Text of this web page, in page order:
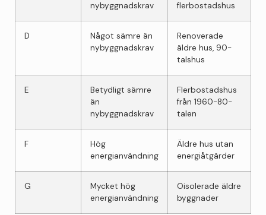
nybyggnadskrav
flerbostadshus
D
Något sämre än
nybyggnadskrav
Renoverade
äldre hus, 90-
talshus
E
Betydligt sämre
än
nybyggnadskrav
Flerbostadshus
från 1960-80-
talen
F
Hög
energianvändning
Äldre hus utan
energiåtgärder
G
Mycket hög
energianvändning
Oisolerade äldre
byggnader